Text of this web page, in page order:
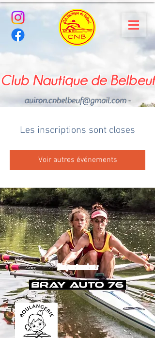
Club Nautique de Belbeuf
aviron.cnbelbeuf@gmail.com-
Les inscriptions sont closes
Voir autres événements
Nos partenaires :